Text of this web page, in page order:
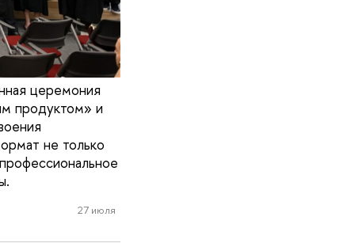
церемония
продуктом» и
не только
27 июля